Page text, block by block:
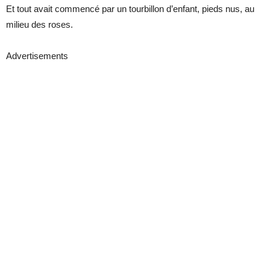
Et tout avait commencé par un tourbillon d’enfant, pieds nus, au
milieu des roses.
Advertisements